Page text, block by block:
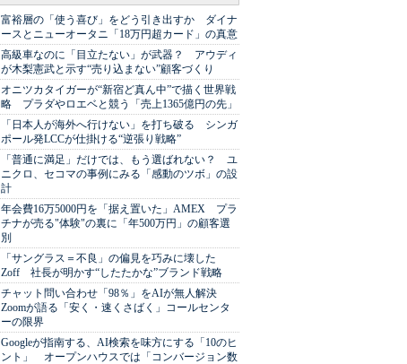
富裕層の「使う喜び」をどう引き出すか ダイナ
ースとニューオータニ「18万円超カード」の真意
高級車なのに「目立たない」が武器？ アウディ
が木梨憲武と示す“売り込まない”顧客づくり
オニツカタイガーが“新宿ど真ん中”で描く世界戦
略 プラダやロエベと競う「売上1365億円の先」
「日本人が海外へ行けない」を打ち破る シンガ
ポール発LCCが仕掛ける“逆張り戦略”
「普通に満足」だけでは、もう選ばれない？ ユ
ニクロ、セコマの事例にみる「感動のツボ」の設
計
年会費16万5000円を「据え置いた」AMEX プラ
チナが売る"体験"の裏に「年500万円」の顧客選
別
「サングラス＝不良」の偏見を巧みに壊した
Zoff 社長が明かす“したたかな”ブランド戦略
チャット問い合わせ「98％」をAIが無人解決
Zoomが語る「安く・速くさばく」コールセンタ
ーの限界
Googleが指南する、AI検索を味方にする「10のヒ
ント」 オープンハウスでは「コンバージョン数